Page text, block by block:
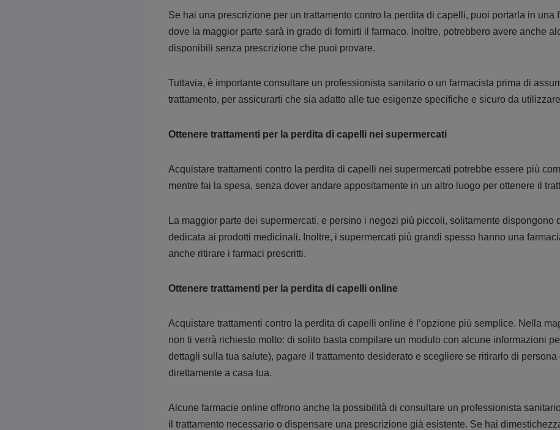
Se hai una prescrizione per un trattamento contro la perdita di capelli, puoi portarla in una
dove la maggior parte sarà in grado di fornirti il farmaco. Inoltre, potrebbero avere anche
disponibili senza prescrizione che puoi provare.
Tuttavia, è importante consultare un professionista sanitario o un farmacista prima di
trattamento, per assicurarti che sia adatto alle tue esigenze specifiche e sicuro da
Ottenere trattamenti per la perdita di capelli nei supermercati
Acquistare trattamenti contro la perdita di capelli nei supermercati potrebbe essere più
mentre fai la spesa, senza dover andare appositamente in un altro luogo per ottenere il
La maggior parte dei supermercati, e persino i negozi più piccoli, solitamente dispongono
dedicata ai prodotti medicinali. Inoltre, i supermercati più grandi spesso hanno una
anche ritirare i farmaci prescritti.
Ottenere trattamenti per la perdita di capelli online
Acquistare trattamenti contro la perdita di capelli online è l’opzione più semplice. Nella
non ti verrà richiesto molto: di solito basta compilare un modulo con alcune informazioni
dettagli sulla tua salute), pagare il trattamento desiderato e scegliere se ritirarlo di persona
direttamente a casa tua.
Alcune farmacie online offrono anche la possibilità di consultare un professionista
il trattamento necessario o dispensare una prescrizione già esistente. Se hai